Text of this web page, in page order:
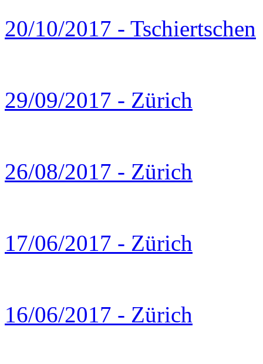
20/10/2017 - Tschiertschen
29/09/2017 - Zürich
26/08/2017 - Zürich
17/06/2017 - Zürich
16/06/2017 - Zürich